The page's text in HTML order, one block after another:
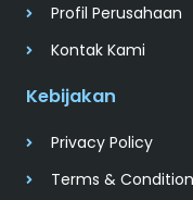
Profil Perusahaan
Kontak Kami
Kebijakan
Privacy Policy
Terms &